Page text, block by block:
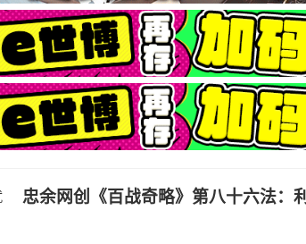
忠余网创《百战奇略》第八十六法：